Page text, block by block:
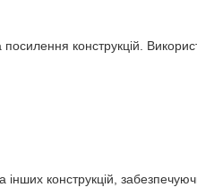
конструкцій.
конструкцій, забезпечуючи